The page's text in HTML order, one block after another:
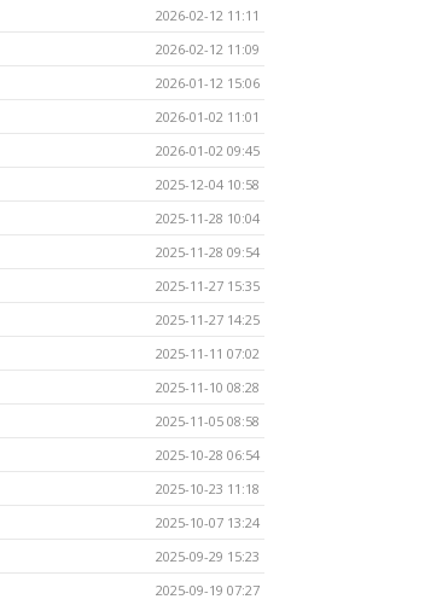
2026-02-12 11:11
2026-02-12 11:09
2026-01-12 15:06
2026-01-02 11:01
2026-01-02 09:45
2025-12-04 10:58
2025-11-28 10:04
2025-11-28 09:54
2025-11-27 15:35
2025-11-27 14:25
2025-11-11 07:02
2025-11-10 08:28
2025-11-05 08:58
2025-10-28 06:54
2025-10-23 11:18
2025-10-07 13:24
2025-09-29 15:23
2025-09-19 07:27